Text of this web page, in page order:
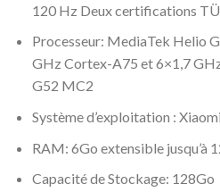
120 Hz Deux certifications
Processeur: MediaTek Helio
GHz Cortex-A75 et 6×1,7
G52 MC2
Système d’exploitation :
RAM: 6Go extensible jusqu’à
Capacité de Stockage: 128Go